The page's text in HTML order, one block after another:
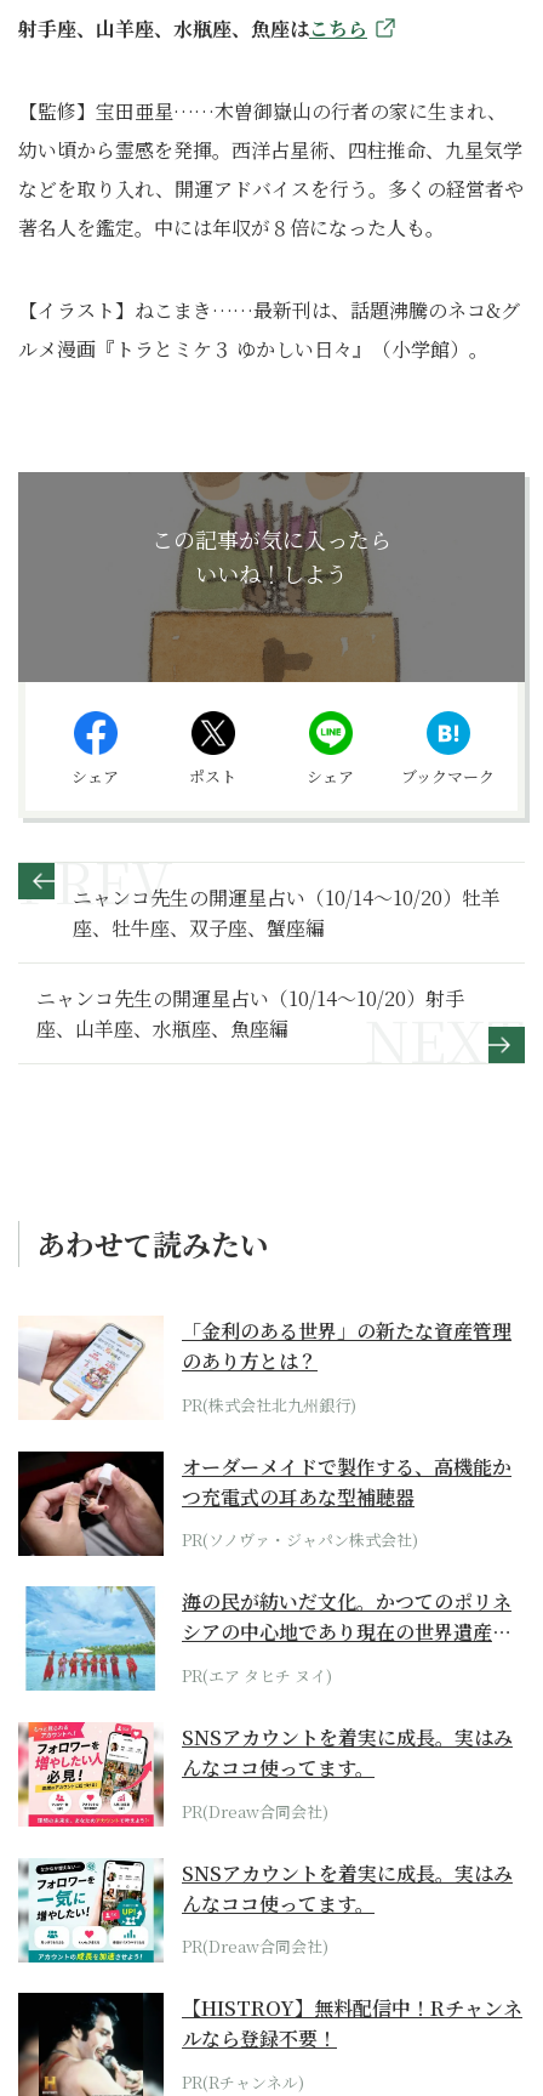
射手座、山羊座、水瓶座、魚座はこちら
【監修】宝田亜星……木曽御嶽山の行者の家に生まれ、
幼い頃から霊感を発揮。西洋占星術、四柱推命、九星気学
などを取り入れ、開運アドバイスを行う。多くの経営者や
著名人を鑑定。中には年収が８倍になった人も。
【イラスト】ねこまき……最新刊は、話題沸騰のネコ&グ
ルメ漫画『トラとミケ３ ゆかしい日々』（小学館）。
この記事が気に入ったら
いいね！しよう
シェア ポスト シェア ブックマーク
ニャンコ先生の開運星占い（10/14～10/20）牡羊
座、牡牛座、双子座、蟹座編
ニャンコ先生の開運星占い（10/14～10/20）射手
座、山羊座、水瓶座、魚座編
あわせて読みたい
「金利のある世界」の新たな資産管理
のあり方とは？
PR(株式会社北九州銀行)
オーダーメイドで製作する、高機能か
つ充電式の耳あな型補聴器
PR(ソノヴァ・ジャパン株式会社)
海の民が紡いだ文化。かつてのポリネ
シアの中心地であり現在の世界遺産か
らみえてくる...
PR(エア タヒチ ヌイ)
SNSアカウントを着実に成長。実はみ
んなココ使ってます。
PR(Dreaw合同会社)
SNSアカウントを着実に成長。実はみ
んなココ使ってます。
PR(Dreaw合同会社)
【HISTROY】無料配信中！Rチャンネ
ルなら登録不要！
PR(Rチャンネル)